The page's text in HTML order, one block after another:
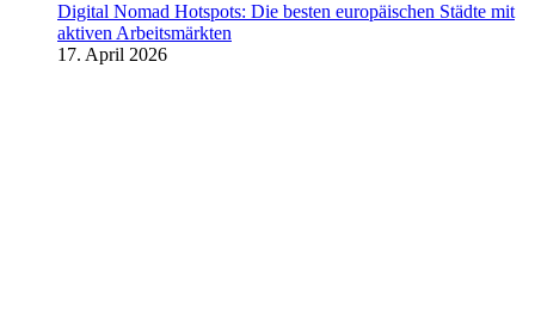
Digital Nomad Hotspots: Die besten europäischen Städte mit
aktiven Arbeitsmärkten
17. April 2026